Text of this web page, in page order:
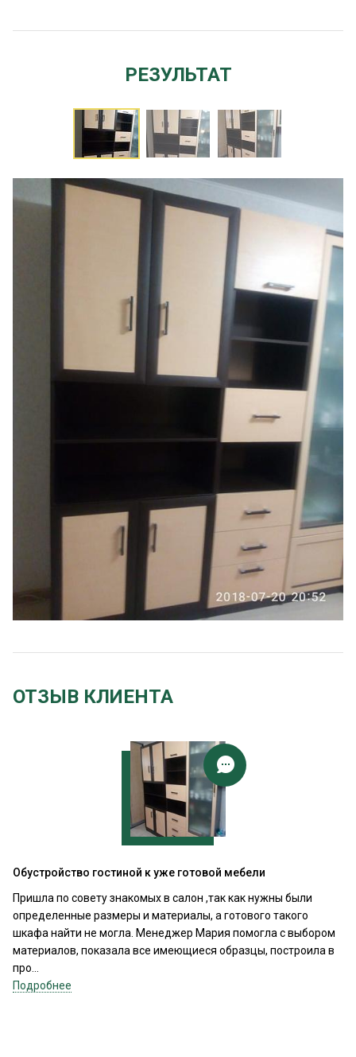
РЕЗУЛЬТАТ
ОТЗЫВ КЛИЕНТА
Обустройство гостиной к уже готовой мебели
Пришла по совету знакомых в салон ,так как нужны были
определенные размеры и материалы, а готового такого
шкафа найти не могла. Менеджер Мария помогла с выбором
материалов, показала все имеющиеся образцы, построила в
про...
Подробнее